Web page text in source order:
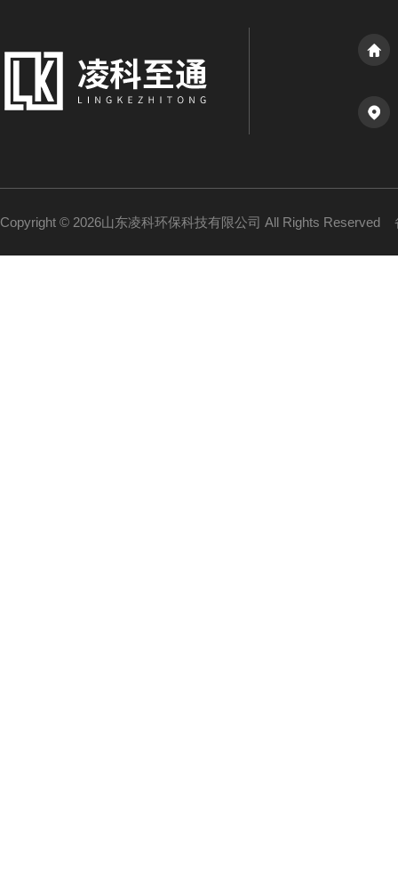
Copyright © 2026山东凌科环保科技有限公司 All Rights Reserved